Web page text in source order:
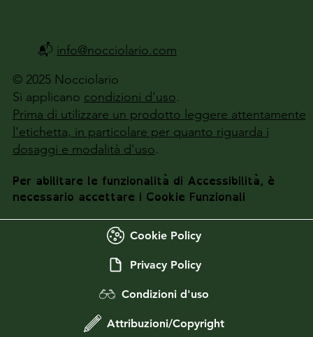
© 2025 Nocciolario
Si applicano condizioni d'uso.
Prima di utilizzare un prodotto leggere attentamente
l'etichetta, in particolare per quanto riguarda i
dosaggi e modalità d'uso.
Per abilitare le funzionalità di Accessibilità, è
necessario accettare i Cookie Funzionali
Condizioni d'uso
Attribuzioni/Copyright
Privacy Policy
Cookie Policy
📬 info@nocciolario.com